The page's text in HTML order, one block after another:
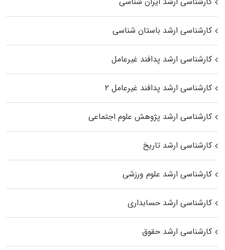
کارشناسی ارشد باستان شناسی
کارشناسی ارشد پدافند غیرعامل
کارشناسی ارشد پدافند غیرعامل ۲
کارشناسی ارشد پژوهش علوم اجتماعی
کارشناسی ارشد تاریخ
کارشناسی ارشد علوم ورزشی
کارشناسی ارشد حسابداری
کارشناسی ارشد حقوق